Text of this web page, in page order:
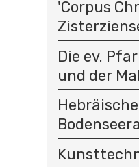
I
O
N
'Corpus
Die ev.
und der